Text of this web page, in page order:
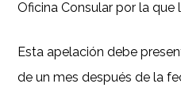
Oficina Consular por la
Esta apelación debe
de un mes después de la